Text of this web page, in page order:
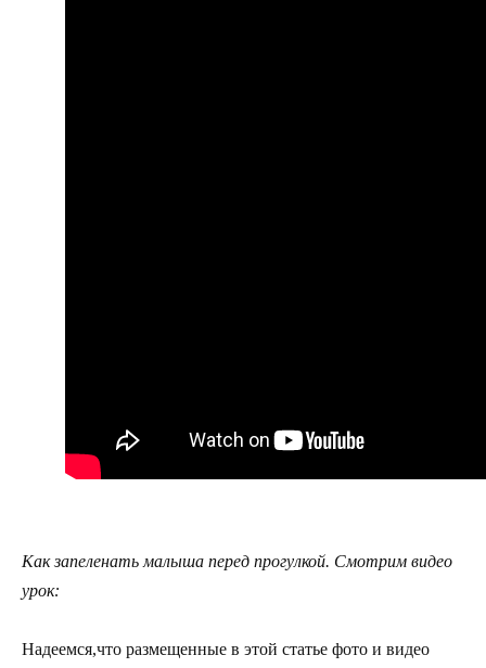
Как запеленать малыша перед прогулкой. Смотрим видео
урок:
Надеемся,что размещенные в этой статье фото и видео